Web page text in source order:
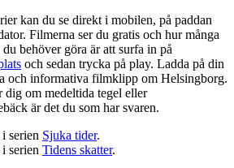
kan du se direkt i mobilen, på paddan
Filmerna ser du gratis och hur många
behöver göra är att surfa in på
och sedan trycka på play. Ladda på din
och informativa filmklipp om Helsingborg.
dig om medeltida tegel eller
är det du som har svaren.
serien Sjuka tider.
serien Tidens skatter.